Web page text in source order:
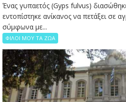
Ένας γυπαετός (Gyps fulvus)
εντοπίστηκε ανίκανος να πετάξει σε
σύμφωνα με...
ΦΙΛΟΙ ΜΟΥ ΤΑ ΖΩΑ